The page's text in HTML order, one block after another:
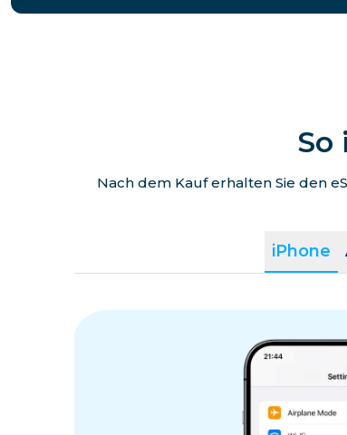
So
Nach dem Kauf erhalten Sie den
iPhone